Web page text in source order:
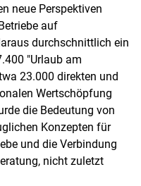
neue Perspektiven
auf
durchschnittlich ein
"Urlaub am
23.000 direkten und
Wertschöpfung
die Bedeutung von
Konzepten für
und die Verbindung
nicht zuletzt